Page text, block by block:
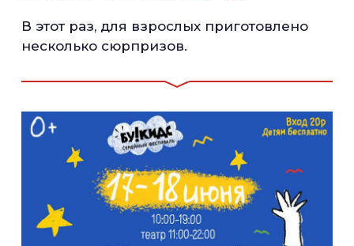
В этот раз, для взрослых приготовлено
несколько сюрпризов.